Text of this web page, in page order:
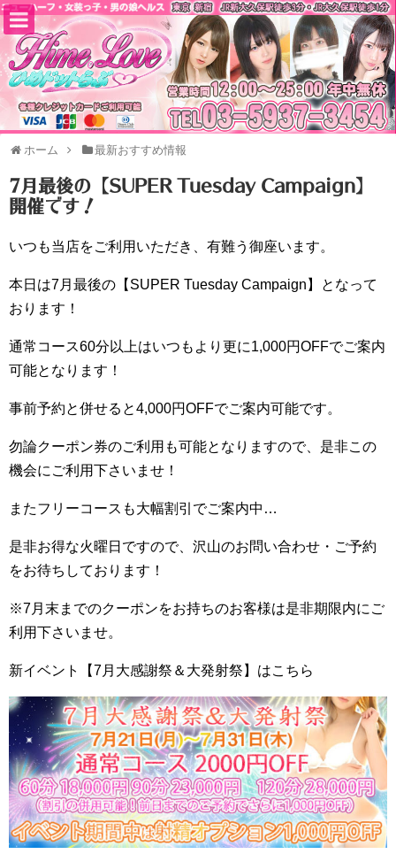
ホーム 最新おすすめ情報
7月最後の【SUPER Tuesday Campaign】
開催です！
いつも当店をご利用いただき、有難う御座います。
本日は7月最後の【SUPER Tuesday Campaign】となって
おります！
通常コース60分以上はいつもより更に1,000円OFFでご案内
可能となります！
事前予約と併せると4,000円OFFでご案内可能です。
勿論クーポン券のご利用も可能となりますので、是非この
機会にご利用下さいませ！
またフリーコースも大幅割引でご案内中…
是非お得な火曜日ですので、沢山のお問い合わせ・ご予約
をお待ちしております！
※7月末までのクーポンをお持ちのお客様は是非期限内にご
利用下さいませ。
新イベント【7月大感謝祭＆大発射祭】はこちら